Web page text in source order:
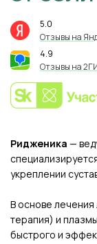
5.0
Отзывы на
4.9
Отзывы на
Ридженика —
укреплении
В основе лечения
терапия) и
быстрого и